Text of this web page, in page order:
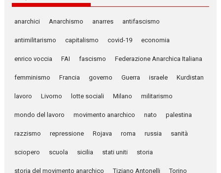
anarchici Anarchismo anarres antifascismo
antimilitarismo capitalismo covid-19 economia
enrico voccia FAI fascismo Federazione Anarchica Italiana
femminismo Francia governo Guerra israele Kurdistan
lavoro Livorno lotte sociali Milano militarismo
mondo del lavoro movimento anarchico nato palestina
razzismo repressione Rojava roma russia sanità
sciopero scuola sicilia stati uniti storia
storia del movimento anarchico Tiziano Antonelli Torino